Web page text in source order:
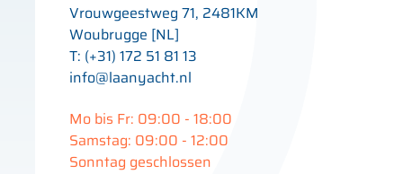
Vrouwgeestweg 71, 2481KM
Woubrugge [NL]
T: (+31) 172 51 81 13
info@laanyacht.nl
Mo bis Fr: 09:00 - 18:00
Samstag: 09:00 - 12:00
Sonntag geschlossen